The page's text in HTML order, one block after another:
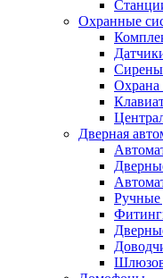
Охранные
Сирены
Охрана
Дверная
Ручные